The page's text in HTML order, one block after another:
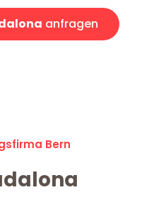
anfragen
Bern